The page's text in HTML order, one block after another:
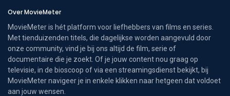
Over MovieMeter
MovieMeter is hét platform voor liefhebbers van films en series.
Met tienduizenden titels, die dagelijkse worden aangevuld door
onze community, vind je bij ons altijd de film, serie of
documentaire die je zoekt. Of je jouw content nou graag op
televisie, in de bioscoop of via een streamingsdienst bekijkt, bij
MovieMeter navigeer je in enkele klikken naar hetgeen dat voldoet
aan jouw wensen.